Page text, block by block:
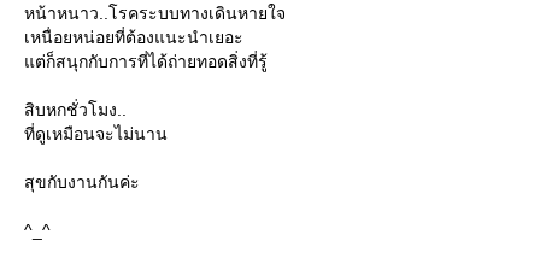
หน้าหนาว..โรคระบบทางเดินหายใจ
เหนื่อยหน่อยที่ต้องแนะนำเยอะ
ต่ก็สนุกกับการที่ได้ถ่ายทอดสิ่งที่รู้
สิบหกชั่วโมง..
ที่ดูเหมือนจะไม่นาน
สุขกับงานกันค่ะ
^_^